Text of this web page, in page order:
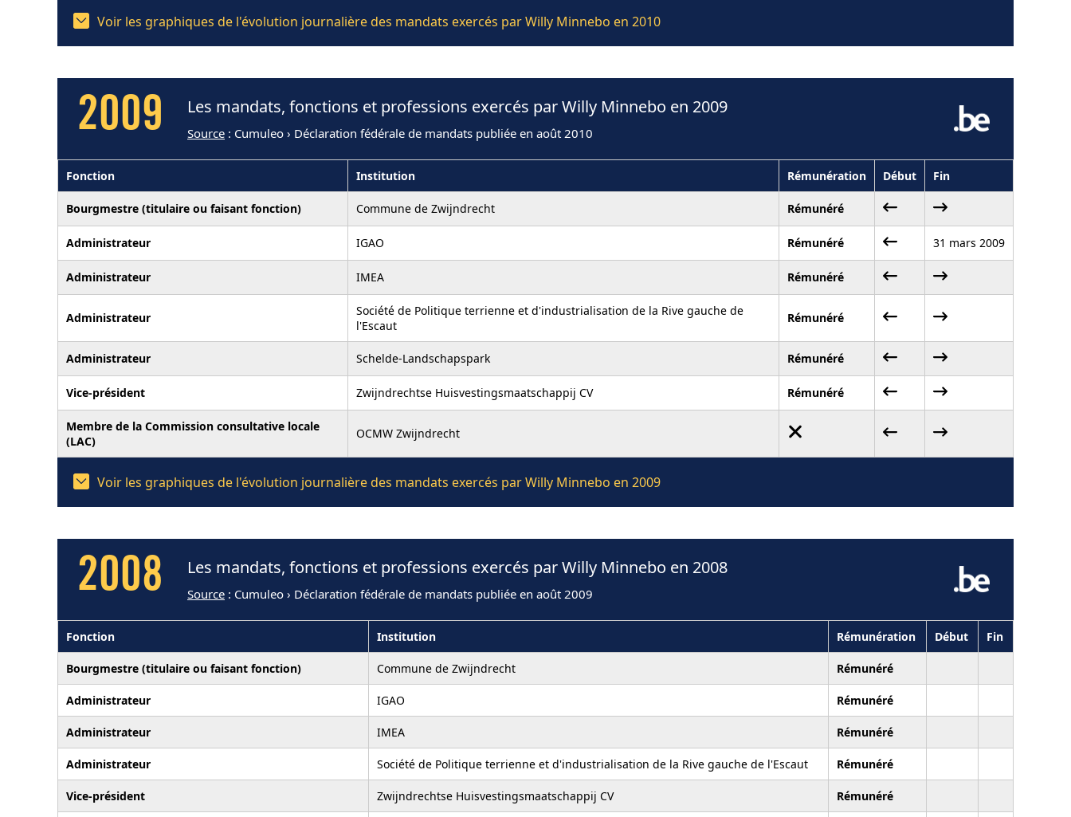
Voir les graphiques de l'évolution journalière des mandats exercés par Willy Minnebo en 2010
2009 Les mandats, fonctions et professions exercés par Willy Minnebo en 2009
Source : Cumuleo › Déclaration fédérale de mandats publiée en août 2010
Fonction Institution Rémunération Début Fin
Bourgmestre (titulaire ou faisant fonction) Commune de Zwijndrecht Rémunéré
Administrateur IGAO Rémunéré 31 mars 2009
Administrateur IMEA Rémunéré
Administrateur
Société de Politique terrienne et d'industrialisation de la Rive gauche de
l'Escaut
Rémunéré
Administrateur Schelde-Landschapspark Rémunéré
Vice-président Zwijndrechtse Huisvestingsmaatschappij CV Rémunéré
Membre de la Commission consultative locale
(LAC)
OCMW Zwijndrecht
Voir les graphiques de l'évolution journalière des mandats exercés par Willy Minnebo en 2009
2008 Les mandats, fonctions et professions exercés par Willy Minnebo en 2008
Source : Cumuleo › Déclaration fédérale de mandats publiée en août 2009
Fonction Institution Rémunération Début Fin
Bourgmestre (titulaire ou faisant fonction) Commune de Zwijndrecht Rémunéré
Administrateur IGAO Rémunéré
Administrateur IMEA Rémunéré
Administrateur Société de Politique terrienne et d'industrialisation de la Rive gauche de l'Escaut Rémunéré
Vice-président Zwijndrechtse Huisvestingsmaatschappij CV Rémunéré